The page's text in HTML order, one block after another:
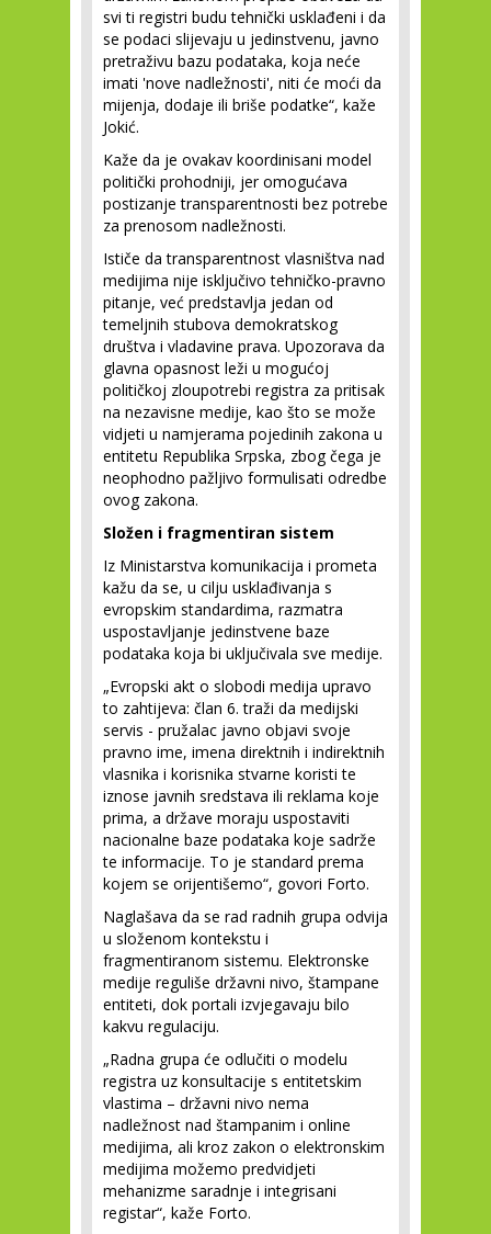
svi ti registri budu tehnički usklađeni i da
se podaci slijevaju u jedinstvenu, javno
pretraživu bazu podataka, koja neće
imati 'nove nadležnosti', niti će moći da
mijenja, dodaje ili briše podatke“, kaže
Jokić.
Kaže da je ovakav koordinisani model
politički prohodniji, jer omogućava
postizanje transparentnosti bez potrebe
za prenosom nadležnosti.
Ističe da transparentnost vlasništva nad
medijima nije isključivo tehničko-pravno
pitanje, već predstavlja jedan od
temeljnih stubova demokratskog
društva i vladavine prava. Upozorava da
glavna opasnost leži u mogućoj
političkoj zloupotrebi registra za pritisak
na nezavisne medije, kao što se može
vidjeti u namjerama pojedinih zakona u
entitetu Republika Srpska, zbog čega je
neophodno pažljivo formulisati odredbe
ovog zakona.
Složen i fragmentiran sistem
Iz Ministarstva komunikacija i prometa
kažu da se, u cilju usklađivanja s
evropskim standardima, razmatra
uspostavljanje jedinstvene baze
podataka koja bi uključivala sve medije.
„Evropski akt o slobodi medija upravo
to zahtijeva: član 6. traži da medijski
servis - pružalac javno objavi svoje
pravno ime, imena direktnih i indirektnih
vlasnika i korisnika stvarne koristi te
iznose javnih sredstava ili reklama koje
prima, a države moraju uspostaviti
nacionalne baze podataka koje sadrže
te informacije. To je standard prema
kojem se orijentišemo“, govori Forto.
Naglašava da se rad radnih grupa odvija
u složenom kontekstu i
fragmentiranom sistemu. Elektronske
medije reguliše državni nivo, štampane
entiteti, dok portali izvjegavaju bilo
kakvu regulaciju.
„Radna grupa će odlučiti o modelu
registra uz konsultacije s entitetskim
vlastima – državni nivo nema
nadležnost nad štampanim i online
medijima, ali kroz zakon o elektronskim
medijima možemo predvidjeti
mehanizme saradnje i integrisani
registar“, kaže Forto.